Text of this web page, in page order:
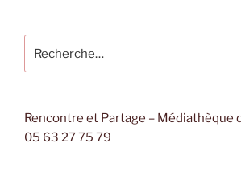
pour
Rencontre et Partage – Médiathèque
05 63 27 75 79